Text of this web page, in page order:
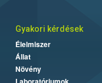
Gyakori kérdések
Élelmiszer
Állat
Növény